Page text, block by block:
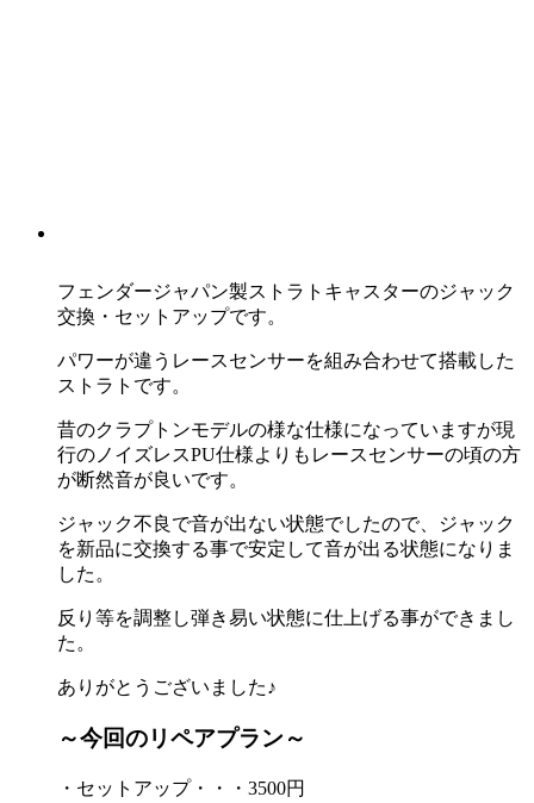
フェンダージャパン製ストラトキャスターのジャック
交換・セットアップです。
パワーが違うレースセンサーを組み合わせて搭載した
ストラトです。
昔のクラプトンモデルの様な仕様になっていますが現
行のノイズレスPU仕様よりもレースセンサーの頃の方
が断然音が良いです。
ジャック不良で音が出ない状態でしたので、ジャック
を新品に交換する事で安定して音が出る状態になりま
した。
反り等を調整し弾き易い状態に仕上げる事ができまし
た。
ありがとうございました♪
～今回のリペアプラン～
・セットアップ・・・3500円